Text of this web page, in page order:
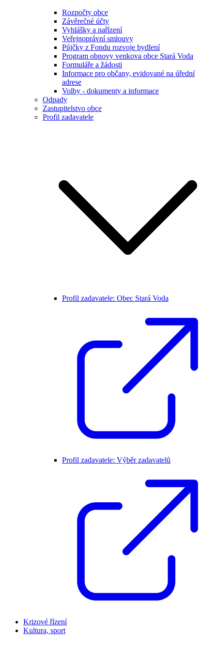
Rozpočty obce
Závěrečné účty
Vyhlášky a nařízení
Veřejnoprávní smlouvy
Půjčky z Fondu rozvoje bydlení
Program obnovy venkova obce Stará Voda
Formuláře a žádosti
Informace pro občany, evidované na úřední
adrese
Volby - dokumenty a informace
Odpady
Zastupitelstvo obce
Profil zadavatele
Profil zadavatele: Obec Stará Voda
Profil zadavatele: Výběr zadavatelů
Krizové řízení
Kultura, sport